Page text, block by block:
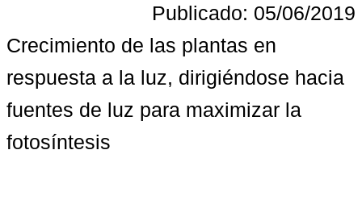
Publicado: 05/06/2019
Crecimiento de las plantas en
respuesta a la luz, dirigiéndose hacia
fuentes de luz para maximizar la
fotosíntesis